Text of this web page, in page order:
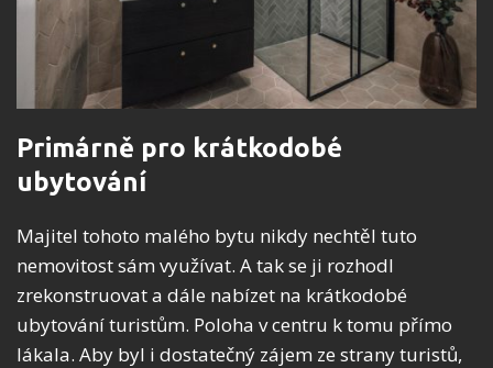
Primárně pro krátkodobé
ubytování
Majitel tohoto malého bytu nikdy nechtěl tuto
nemovitost sám využívat. A tak se ji rozhodl
zrekonstruovat a dále nabízet na krátkodobé
ubytování turistům. Poloha v centru k tomu přímo
lákala. Aby byl i dostatečný zájem ze strany turistů,